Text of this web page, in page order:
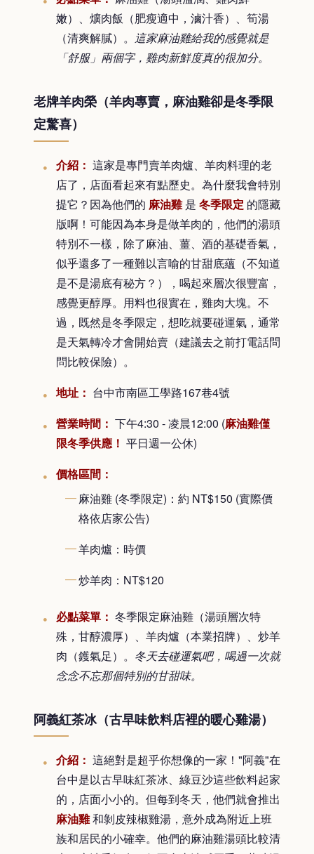
嫩）、爌肉飯（肥瘦適中，滷汁香）、筍湯
（清爽解膩）。 這家麻油雞給我的感覺就是
「舒服」兩個字，雞肉新鮮度真的很加分。
老牌羊肉榮（羊肉專賣，麻油雞卻是冬季限
定驚喜）
介紹： 這家是專門賣羊肉爐、羊肉料理的老
店了，店面看起來有點歷史。為什麼我會特別
提它？因為他們的 麻油雞是 冬季限定 的隱藏
版啊！可能因為本身是做羊肉的，他們的湯頭
特別不一樣，除了麻油、薑、酒的基礎香氣，
似乎還多了一種難以言喻的甘甜底蘊（不知道
是不是湯底有秘方？），喝起來層次很豐富，
感覺更醇厚。用料也很實在，雞肉大塊。不
過，既然是冬季限定，想吃就要碰運氣，通常
是天氣轉冷才會開始賣（建議去之前打電話問
問比較保險）。
地址： 台中市南區工學路167巷4號
營業時間： 下午4:30 - 凌晨12:00 (麻油雞僅
限冬季供應！ 平日週一公休)
價格區間：
麻油雞 (冬季限定)：約 NT$150 (實際價
格依店家公告)
羊肉爐：時價
炒羊肉：NT$120
必點菜單： 冬季限定麻油雞（湯頭層次特
殊，甘醇濃厚）、羊肉爐（本業招牌）、炒羊
肉（鑊氣足）。 冬天去碰運氣吧，喝過一次就
念念不忘那個特別的甘甜味。
阿義紅茶冰（古早味飲料店裡的暖心雞湯）
介紹： 這絕對是超乎你想像的一家！"阿義"在
台中是以古早味紅茶冰、綠豆沙這些飲料起家
的，店面小小的。但每到冬天，他們就會推出
麻油雞和剝皮辣椒雞湯，意外成為附近上班
族和居民的小確幸。他們的麻油雞湯頭比較清